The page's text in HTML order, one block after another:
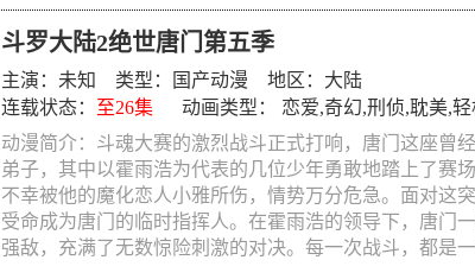
斗罗大陆2绝世唐门第五季
主演： 未知 类型： 国产动漫 地区：大陆
连载状态： 至26集 动画类型： 恋爱,奇幻,刑侦,耽美,轻
动漫简介：斗魂大赛的激烈战斗正式打响，唐门这座曾
弟子，其中以霍雨浩为代表的几位少年勇敢地踏上了赛
不幸被他的魔化恋人小雅所伤，情势万分危急。面对这
受命成为唐门的临时指挥人。在霍雨浩的领导下，唐门
强敌，充满了无数惊险刺激的对决。每一次战斗，都是